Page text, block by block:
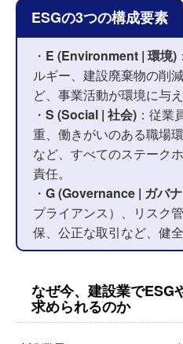
ESGの3つの構成要素
・ E (Environment | 環境)
ルギー、建設廃棄物の削
ど、事業活動が環境に与
・ S (Social | 社会) ：従業
重、働きがいのある職場
など、すべてのステーク
責任。
・ G (Governance | ガバ
プライアンス）、リスク
保、公正な取引など、健
なぜ今、建設業でESG
求められるのか